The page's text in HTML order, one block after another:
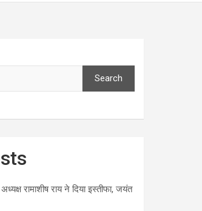
Search
रामाशीष राय ने दिया इस्तीफा, जयंत